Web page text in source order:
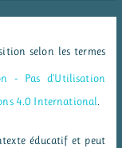
selon les termes
- Pas d’Utilisation
4.0 International
éducatif et peut